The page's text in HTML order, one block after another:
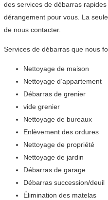
des services de débarras
dérangement pour vous. La
de nous contacter.
Services de débarras que nous
Nettoyage de maison
Nettoyage d’appartement
Débarras de grenier
vide grenier
Nettoyage de bureaux
Enlèvement des ordures
Nettoyage de propriété
Nettoyage de jardin
Débarras de garage
Débarras succession/deuil
Élimination des matelas